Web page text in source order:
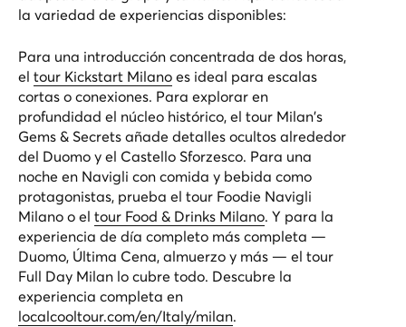
la variedad de experiencias disponibles:
Para una introducción concentrada de dos horas,
el tour Kickstart Milano es ideal para escalas
cortas o conexiones. Para explorar en
profundidad el núcleo histórico, el tour Milan's
Gems & Secrets añade detalles ocultos alrededor
del Duomo y el Castello Sforzesco. Para una
noche en Navigli con comida y bebida como
protagonistas, prueba el tour Foodie Navigli
Milano o el tour Food & Drinks Milano. Y para la
experiencia de día completo más completa —
Duomo, Última Cena, almuerzo y más — el tour
Full Day Milan lo cubre todo. Descubre la
experiencia completa en
localcooltour.com/en/Italy/milan.